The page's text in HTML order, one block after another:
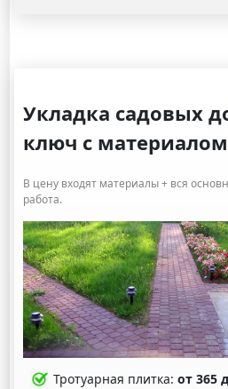
Укладка садовых
ключ с материалом
В цену входят материалы + вся
работа.
Тротуарная плитка:от 365